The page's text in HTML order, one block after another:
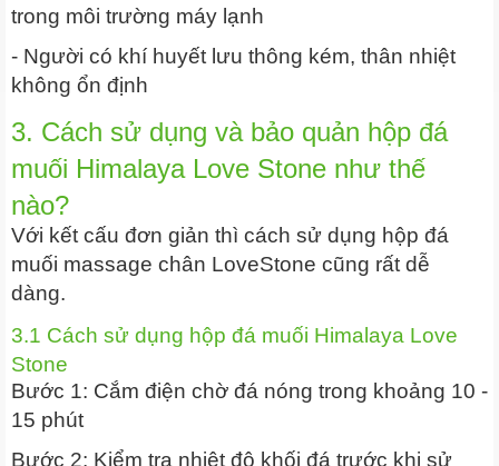
trong môi trường máy lạnh
- Người có khí huyết lưu thông kém, thân nhiệt
không ổn định
3. Cách sử dụng và bảo quản hộp đá
muối Himalaya Love Stone như thế
nào?
Với kết cấu đơn giản thì cách sử dụng hộp đá
muối massage chân LoveStone cũng rất dễ
dàng.
3.1 Cách sử dụng hộp đá muối Himalaya Love
Stone
Bước 1: Cắm điện chờ đá nóng trong khoảng 10 -
15 phút
Bước 2: Kiểm tra nhiệt độ khối đá trước khi sử